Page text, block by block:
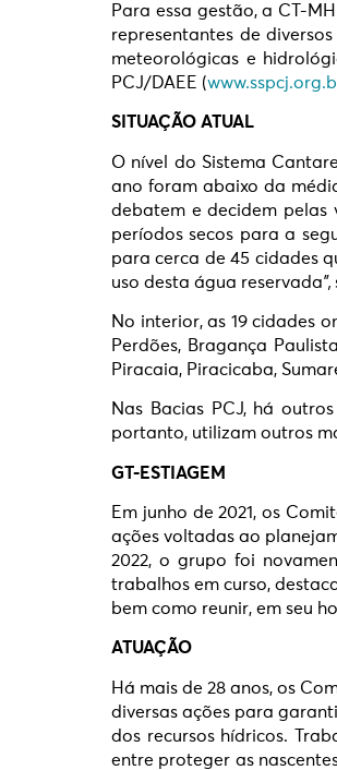
Para essa gestão, a CT-
representantes de
meteorológicas e
PCJ/DAEE (
SITUAÇÃO ATUAL
O nível do Sistema
ano foram abaixo da
debatem e decidem pelas
períodos secos para a
para cerca de 45 cidades
uso desta água reservada”,
No interior, as 19 cidades
Perdões, Bragança
Piracaia, Piracicaba,
Nas Bacias PCJ, há
portanto, utilizam outros
GT-ESTIAGEM
Em junho de 2021, os
ações voltadas ao
2022, o grupo foi
trabalhos em curso,
bem como reunir, em seu
ATUAÇÃO
Há mais de 28 anos, os
diversas ações para
dos recursos hídricos.
entre proteger as